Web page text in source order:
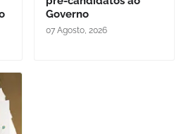
Governo
07 Agosto, 2026